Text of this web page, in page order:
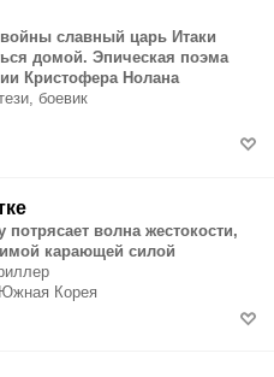
славный царь Итаки
домой. Эпическая поэма
Кристофера Нолана
боевик
волна жестокости,
карающей силой
Корея